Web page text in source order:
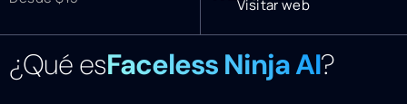
Visitar web
¿Qué esFaceless Ninja AI?